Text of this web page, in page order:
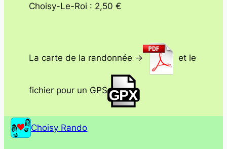
Choisy-Le-Roi : 2,50 €
La carte de la randonnée -> et le
fichier pour un GPS
Choisy Rando